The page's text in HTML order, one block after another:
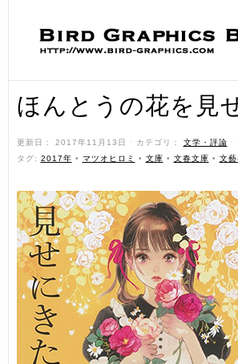
ほんとうの花を見
更新日： 2017年11月13日 ˑ カテゴリ： 文学・評論 ˑ
タグ: 2017年 • マツオヒロミ • 文庫 • 文春文庫 • 文藝